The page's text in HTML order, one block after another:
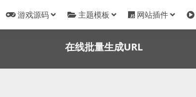
游戏源码 主题模板 网站插件
在线批量生成URL